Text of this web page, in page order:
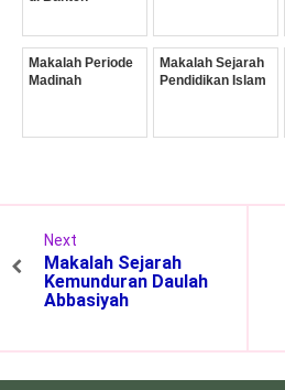
Makalah Periode
Madinah
Makalah Sejarah
Pendidikan Islam
Next
Makalah Sejarah
Kemunduran Daulah
Abbasiyah